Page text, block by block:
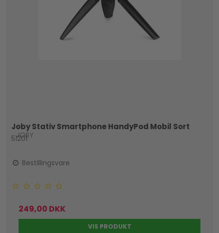
Joby Stativ Smartphone HandyPod Mobil Sort
JOBY
51201
Bestillingsvare
249,00 DKK
VIS PRODUKT